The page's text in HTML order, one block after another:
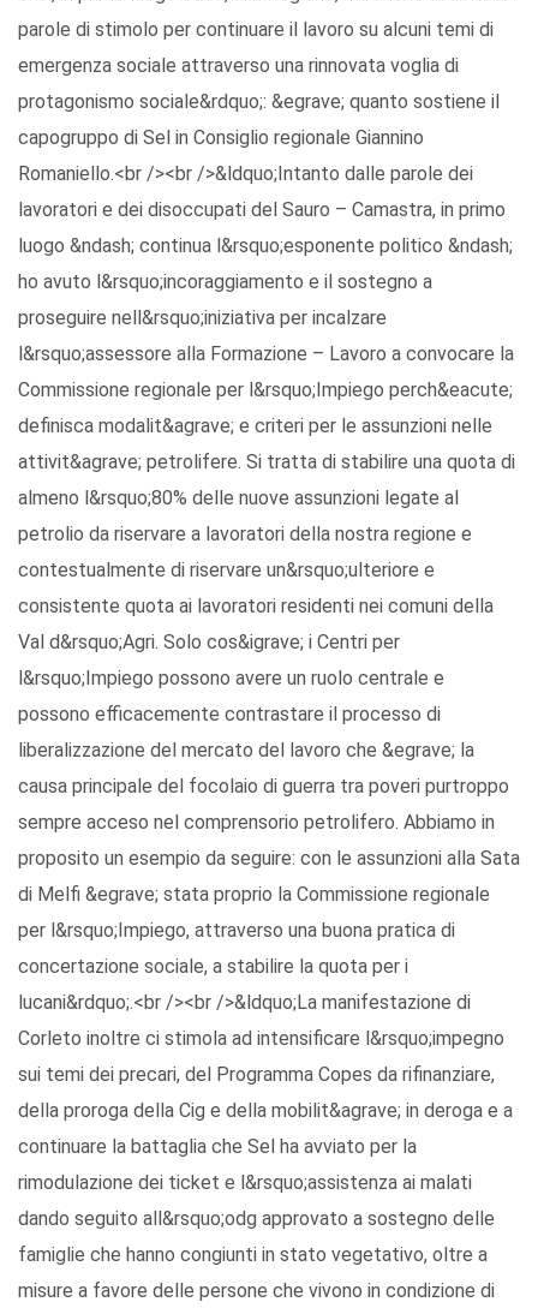
parole di stimolo per continuare il lavoro su alcuni temi di
emergenza sociale attraverso una rinnovata voglia di
protagonismo sociale&rdquo;: &egrave; quanto sostiene il
capogruppo di Sel in Consiglio regionale Giannino
Romaniello.<br /><br />&ldquo;Intanto dalle parole dei
lavoratori e dei disoccupati del Sauro – Camastra, in primo
luogo &ndash; continua l&rsquo;esponente politico &ndash;
ho avuto l&rsquo;incoraggiamento e il sostegno a
proseguire nell&rsquo;iniziativa per incalzare
l&rsquo;assessore alla Formazione – Lavoro a convocare la
Commissione regionale per l&rsquo;Impiego perch&eacute;
definisca modalit&agrave; e criteri per le assunzioni nelle
attivit&agrave; petrolifere. Si tratta di stabilire una quota di
almeno l&rsquo;80% delle nuove assunzioni legate al
petrolio da riservare a lavoratori della nostra regione e
contestualmente di riservare un&rsquo;ulteriore e
consistente quota ai lavoratori residenti nei comuni della
Val d&rsquo;Agri. Solo cos&igrave; i Centri per
l&rsquo;Impiego possono avere un ruolo centrale e
possono efficacemente contrastare il processo di
liberalizzazione del mercato del lavoro che &egrave; la
causa principale del focolaio di guerra tra poveri purtroppo
sempre acceso nel comprensorio petrolifero. Abbiamo in
proposito un esempio da seguire: con le assunzioni alla Sata
di Melfi &egrave; stata proprio la Commissione regionale
per l&rsquo;Impiego, attraverso una buona pratica di
concertazione sociale, a stabilire la quota per i
lucani&rdquo;.<br /><br />&ldquo;La manifestazione di
Corleto inoltre ci stimola ad intensificare l&rsquo;impegno
sui temi dei precari, del Programma Copes da rifinanziare,
della proroga della Cig e della mobilit&agrave; in deroga e a
continuare la battaglia che Sel ha avviato per la
rimodulazione dei ticket e l&rsquo;assistenza ai malati
dando seguito all&rsquo;odg approvato a sostegno delle
famiglie che hanno congiunti in stato vegetativo, oltre a
misure a favore delle persone che vivono in condizione di